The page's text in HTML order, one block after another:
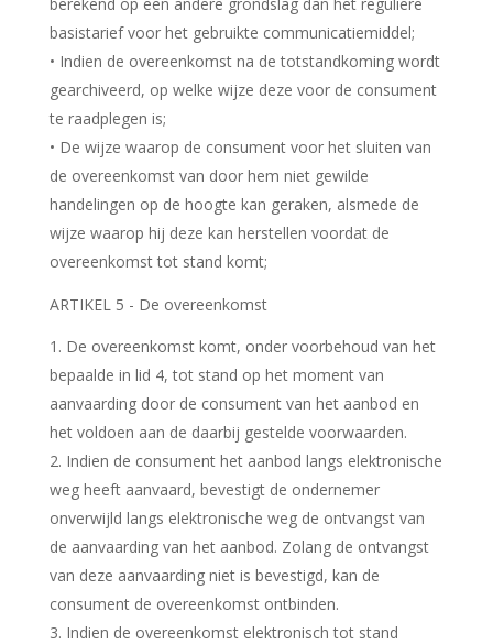
basistarief voor het gebruikte communicatiemiddel;
• Indien de overeenkomst na de totstandkoming wordt
gearchiveerd, op welke wijze deze voor de consument
te raadplegen is;
• De wijze waarop de consument voor het sluiten van
de overeenkomst van door hem niet gewilde
handelingen op de hoogte kan geraken, alsmede de
wijze waarop hij deze kan herstellen voordat de
overeenkomst tot stand komt;
ARTIKEL 5 - De overeenkomst
De overeenkomst komt, onder voorbehoud van het
bepaalde in lid 4, tot stand op het moment van
aanvaarding door de consument van het aanbod en
het voldoen aan de daarbij gestelde voorwaarden.
2. Indien de consument het aanbod langs elektronische
weg heeft aanvaard, bevestigt de ondernemer
onverwijld langs elektronische weg de ontvangst van
de aanvaarding van het aanbod. Zolang de ontvangst
van deze aanvaarding niet is bevestigd, kan de
consument de overeenkomst ontbinden.
3. Indien de overeenkomst elektronisch tot stand